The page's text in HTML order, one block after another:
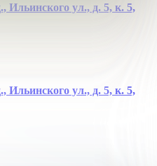
Ильинского ул., д. 5, к. 5,
Ильинского ул., д. 5, к. 5,